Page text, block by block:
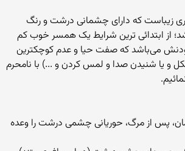
زیباست که دارای چشمانی درشت و رنگ
از ابتدائی ترین شرایط یک همسر خوب کم
می‌باشد که صفت حیا و عدم کوچکترین
یا شنیدن صدا و لمس کردن و ...) با نامحرم
پس از مرگ، حوریانی چشمی درشت را وعده